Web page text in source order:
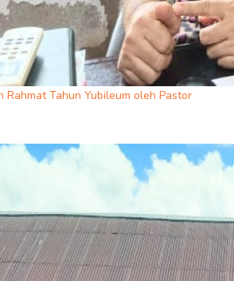
Rahmat Tahun Yubileum oleh Pastor